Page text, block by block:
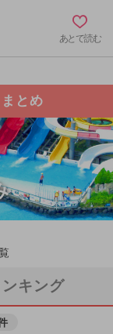
あとで読む
とめ
ンキング